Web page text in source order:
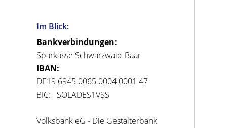
Im Blick:
Bankverbindungen:
Sparkasse Schwarzwald-Baar
IBAN:
DE19 6945 0065 0004 0001 47
BIC: SOLADES1VSS
Volksbank eG - Die Gestalterbank